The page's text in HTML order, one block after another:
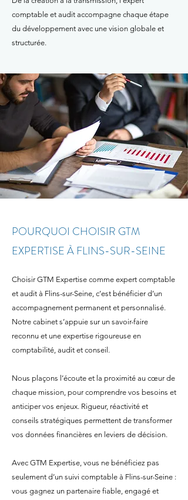
comptable et audit accompagne chaque étape
du développement avec une vision globale et
structurée.
POURQUOI CHOISIR GTM
EXPERTISE À FLINS-SUR-SEINE
​Choisir GTM Expertise comme expert comptable
et audit à Flins-sur-Seine, c’est bénéficier d’un
accompagnement permanent et personnalisé.
Notre cabinet s’appuie sur un savoir-faire
reconnu et une expertise rigoureuse en
comptabilité, audit et conseil.
Nous plaçons l’écoute et la proximité au cœur de
chaque mission, pour comprendre vos besoins et
anticiper vos enjeux. Rigueur, réactivité et
conseils stratégiques permettent de transformer
vos données financières en leviers de décision.
Avec GTM Expertise, vous ne bénéficiez pas
seulement d’un suivi comptable à Flins-sur-Seine :
vous gagnez un partenaire fiable, engagé et